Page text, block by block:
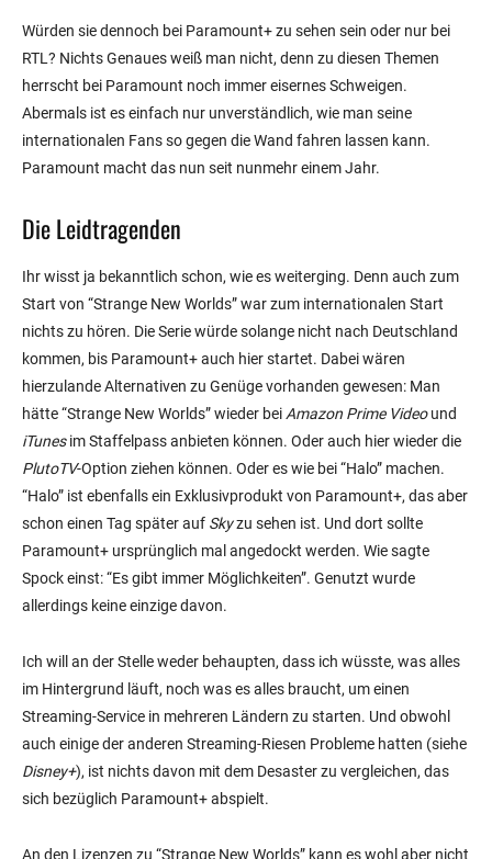
Würden sie dennoch bei Paramount+ zu sehen sein oder nur bei
RTL? Nichts Genaues weiß man nicht, denn zu diesen Themen
herrscht bei Paramount noch immer eisernes Schweigen.
Abermals ist es einfach nur unverständlich, wie man seine
internationalen Fans so gegen die Wand fahren lassen kann.
Paramount macht das nun seit nunmehr einem Jahr.
Die Leidtragenden
Ihr wisst ja bekanntlich schon, wie es weiterging. Denn auch zum
Start von “Strange New Worlds” war zum internationalen Start
nichts zu hören. Die Serie würde solange nicht nach Deutschland
kommen, bis Paramount+ auch hier startet. Dabei wären
hierzulande Alternativen zu Genüge vorhanden gewesen: Man
hätte “Strange New Worlds” wieder bei Amazon Prime Videound
iTunesim Staffelpass anbieten können. Oder auch hier wieder die
PlutoTV-Option ziehen können. Oder es wie bei “Halo” machen.
“Halo” ist ebenfalls ein Exklusivprodukt von Paramount+, das aber
schon einen Tag später auf Skyzu sehen ist. Und dort sollte
Paramount+ ursprünglich mal angedockt werden. Wie sagte
Spock einst: “Es gibt immer Möglichkeiten”. Genutzt wurde
allerdings keine einzige davon.
Ich will an der Stelle weder behaupten, dass ich wüsste, was alles
im Hintergrund läuft, noch was es alles braucht, um einen
Streaming-Service in mehreren Ländern zu starten. Und obwohl
auch einige der anderen Streaming-Riesen Probleme hatten (siehe
Disney+), ist nichts davon mit dem Desaster zu vergleichen, das
sich bezüglich Paramount+ abspielt.
An den Lizenzen zu “Strange New Worlds” kann es wohl aber nicht